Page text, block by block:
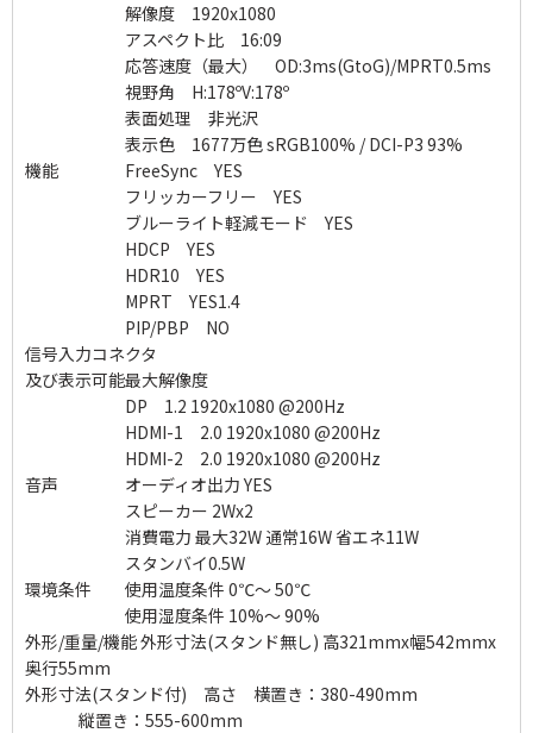
解像度 1920x1080
アスペクト比 16:09
応答速度（最大） OD:3ms(GtoG)/MPRT0.5ms
視野角 H:178ºV:178º
表面処理 非光沢
表示色 1677万色 sRGB100% / DCI-P3 93%
機能 FreeSync YES
フリッカーフリー YES
ブルーライト軽減モード YES
HDCP YES
HDR10 YES
MPRT YES1.4
PIP/PBP NO
信号入力コネクタ
及び表示可能最大解像度
DP 1.2 1920x1080 @200Hz
HDMI-1 2.0 1920x1080 @200Hz
HDMI-2 2.0 1920x1080 @200Hz
音声 オーディオ出力 YES
スピーカー 2Wx2
消費電力 最大32W 通常16W 省エネ11W
スタンバイ0.5W
環境条件 使用温度条件 0℃～ 50℃
使用湿度条件 10%～ 90%
外形/重量/機能 外形寸法(スタンド無し) 高321mmx幅542mmx
奥行55mm
外形寸法(スタンド付) 高さ 横置き：380-490mm
縦置き：555-600mm